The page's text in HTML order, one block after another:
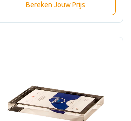
Bereken Jouw Prijs